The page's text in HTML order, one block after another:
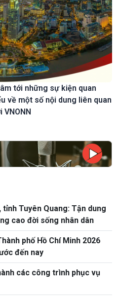
tới những sự kiện quan
về một số nội dung liên quan
Tuyên Quang: Tận dung
cao đời sống nhân dân
phố Hồ Chí Minh 2026
đến nay
các công trình phục vụ